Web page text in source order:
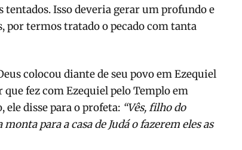
tentados. Isso deveria gerar um profundo e
por termos tratado o pecado com tanta
colocou diante de seu povo em Ezequiel
fez com Ezequiel pelo Templo em
disse para o profeta: “Vês, filho do
para a casa de Judá o fazerem eles as